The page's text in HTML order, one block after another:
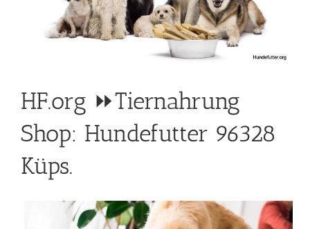
HF.org ⏩Tiernahrung
Shop: Hundefutter 96328
Küps.